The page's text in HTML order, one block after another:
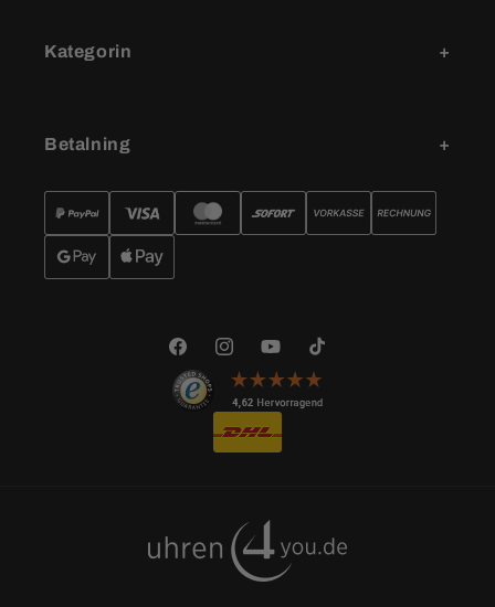
Kategorin
Betalning
FacebookInstagramYouTubeTikTok